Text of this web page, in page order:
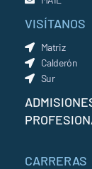
VISÍTANOS
Matriz
Calderón
Sur
CARRERAS